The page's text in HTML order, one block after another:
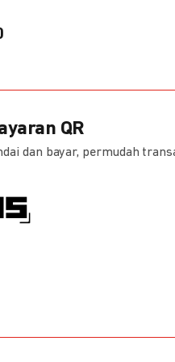
QR
dan bayar, permudah